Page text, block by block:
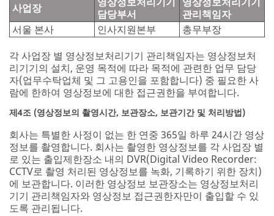
사업장
담당부서
관리책임자
서울 본사
인사지원본부
총무부장
각 사업장 별 영상정보처리기기 관리책임자는 영상정보처
리기기의 설치, 운영 목적에 따라 목적에 관련한 업무 담당
자(업무수탁업체 및 그 고용인을 포함합니다) 중 필요한 사
람에 한하여 영상정보에 대한 접근권한을 부여합니다.
제4조 (영상정보의 촬영시간, 보관장소, 보관기간 및 처리방법)
회사는 특별한 사정이 없는 한 연중 365일 하루 24시간 영상
정보를 촬영합니다. 회사는 촬영한 영상정보를 각 사업장 별
로 있는 출입제한장소 내의 DVR(Digital Video Recorder:
CCTV로 촬영 처리된 영상정보를 녹화, 기록하기 위한 장치)
에 보관합니다. 이러한 영상정보 보관장소는 영상정보처리
기기 관리책임자와 영상정보 접근권한자만이 출입할 수 있
도록 관리됩니다.